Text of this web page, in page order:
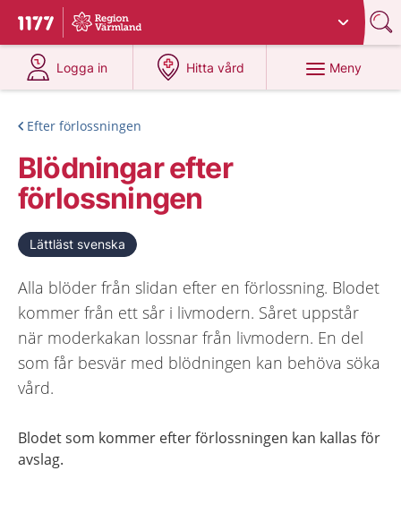
Till startsidan för 1177
Du har valt region
Logga in
på 1177.se
Hitta vård
på 1177.se
Meny
Efter förlossningen
Blödningar efter
förlossningen
Lättläst svenska
Alla blöder från slidan efter en förlossning. Blodet
kommer från ett sår i livmodern. Såret uppstår
när moderkakan lossnar från livmodern. En del
som får besvär med blödningen kan behöva söka
vård.
Blodet som kommer efter förlossningen kan kallas för
avslag.